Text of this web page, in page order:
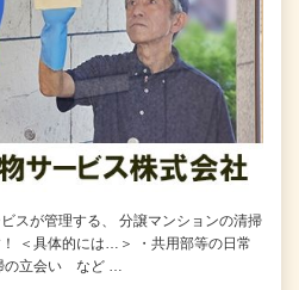
スが管理する、 分譲マンションの清掃
＜具体的には…＞ ・共用部等の日常
の立会い など …